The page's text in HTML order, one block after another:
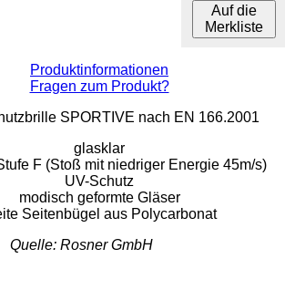
Auf die
Merkliste
Produktinformationen
Fragen zum Produkt?
SPORTIVE nach EN 166.2001
glasklar
F (Stoß mit niedriger Energie 45m/s)
UV-Schutz
modisch geformte Gläser
Seitenbügel aus Polycarbonat
Quelle: Rosner GmbH